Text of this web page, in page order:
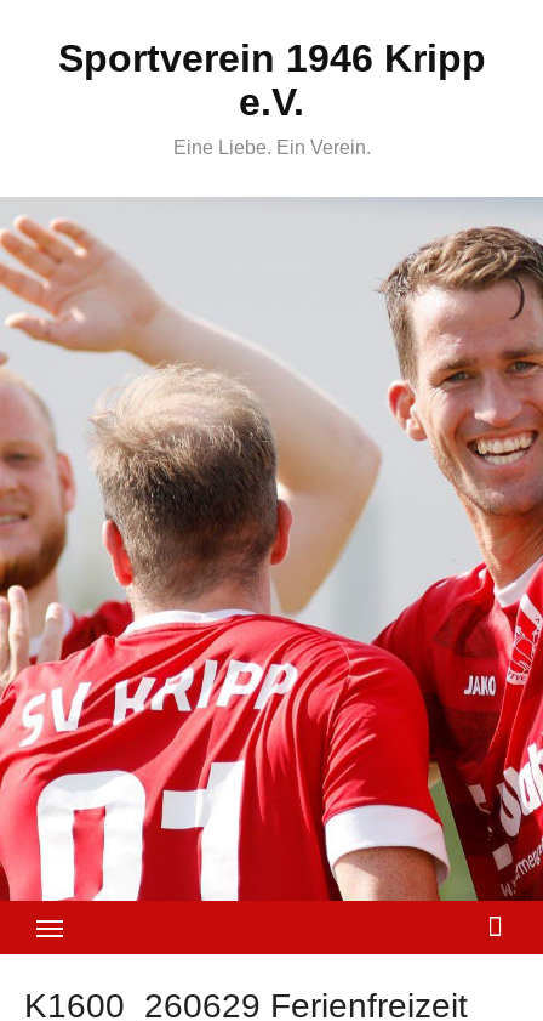
Sportverein 1946 Kripp
e.V.
Eine Liebe. Ein Verein.
K1600_260629 Ferienfreizeit